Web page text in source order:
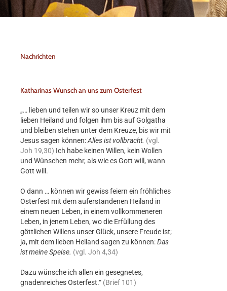
Nachrichten
Katharinas Wunsch an uns zum Osterfest
„… lieben und teilen wir so unser Kreuz mit dem
lieben Heiland und folgen ihm bis auf Golgatha
und bleiben stehen unter dem Kreuze, bis wir mit
Jesus sagen können:Alles ist vollbracht. (vgl.
Joh 19,30) Ich habe keinen Willen, kein Wollen
und Wünschen mehr, als wie es Gott will, wann
Gott will.
O dann … können wir gewiss feiern ein fröhliches
Osterfest mit dem auferstandenen Heiland in
einem neuen Leben, in einem vollkommeneren
Leben, in jenem Leben, wo die Erfüllung des
göttlichen Willens unser Glück, unsere Freude ist;
ja, mit dem lieben Heiland sagen zu können:Das
ist meine Speise. (vgl. Joh 4,34)
Dazu wünsche ich allen ein gesegnetes,
gnadenreiches Osterfest.“ (Brief 101)